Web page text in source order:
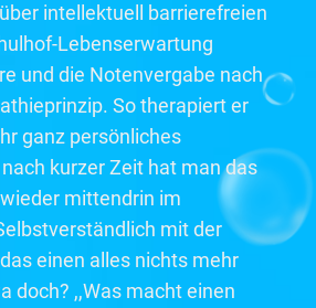
intellektuell barrierefreien
Lebenserwartung
und die Notenvergabe nach
So therapiert er
ganz persönliches
kurzer Zeit hat man das
mittendrin im
mit der
einen alles nichts mehr
doch? ,,Was macht einen